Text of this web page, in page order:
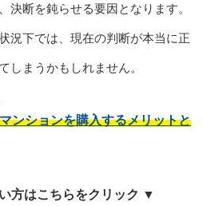
決断を鈍らせる要因となります。
況下では、現在の判断が本当に正
しまうかもしれません。
ンションを購入するメリットと
方はこちらをクリック ▼